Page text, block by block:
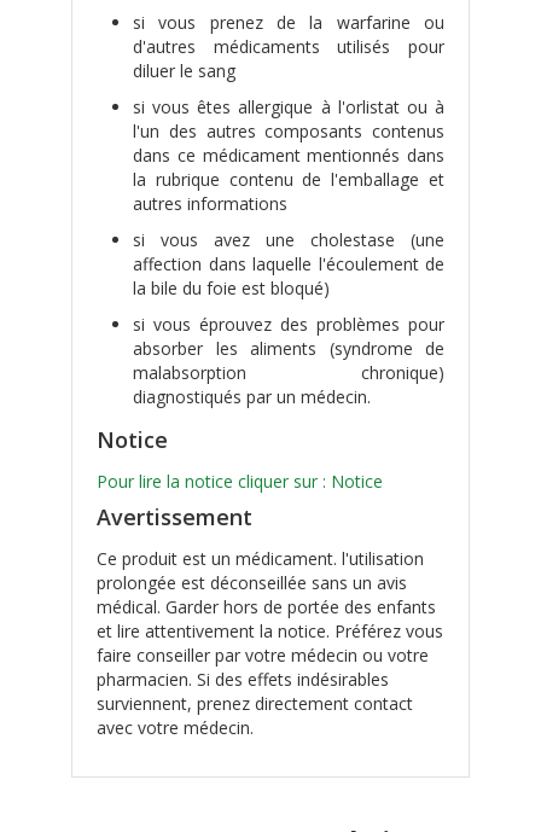
si vous prenez de la warfarine ou
d'autres médicaments utilisés pour
diluer le sang
si vous êtes allergique à l'orlistat ou à
l'un des autres composants contenus
dans ce médicament mentionnés dans
la rubrique contenu de l'emballage et
autres informations
si vous avez une cholestase (une
affection dans laquelle l'écoulement de
la bile du foie est bloqué)
si vous éprouvez des problèmes pour
absorber les aliments (syndrome de
malabsorption chronique)
diagnostiqués par un médecin.
Notice
Pour lire la notice cliquer sur : Notice
Avertissement
Ce produit est un médicament. l'utilisation
prolongée est déconseillée sans un avis
médical. Garder hors de portée des enfants
et lire attentivement la notice. Préférez vous
faire conseiller par votre médecin ou votre
pharmacien. Si des effets indésirables
surviennent, prenez directement contact
avec votre médecin.